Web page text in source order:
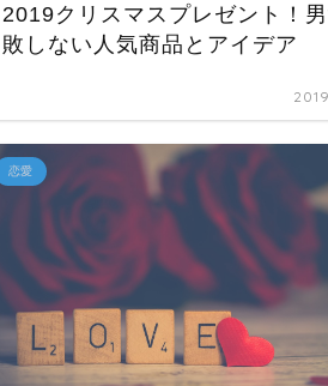
2019クリスマスプレゼント！
敗しない人気商品とアイデア
恋愛